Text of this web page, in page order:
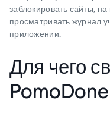
заблокировать сайты,
просматривать журнал
приложении.
Для чего